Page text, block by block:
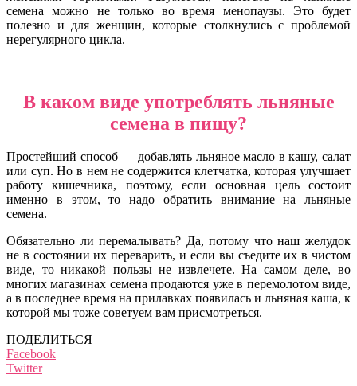
семена можно не только во время менопаузы. Это будет
полезно и для женщин, которые столкнулись с проблемой
нерегулярного цикла.
В каком виде употреблять льняные
семена в пищу?
Простейший способ — добавлять льняное масло в кашу, салат
или суп. Но в нем не содержится клетчатка, которая улучшает
работу кишечника, поэтому, если основная цель состоит
именно в этом, то надо обратить внимание на льняные
семена.
Обязательно ли перемалывать? Да, потому что наш желудок
не в состоянии их переварить, и если вы съедите их в чистом
виде, то никакой пользы не извлечете. На самом деле, во
многих магазинах семена продаются уже в перемолотом виде,
а в последнее время на прилавках появилась и льняная каша, к
которой мы тоже советуем вам присмотреться.
ПОДЕЛИТЬСЯ
Facebook
Twitter